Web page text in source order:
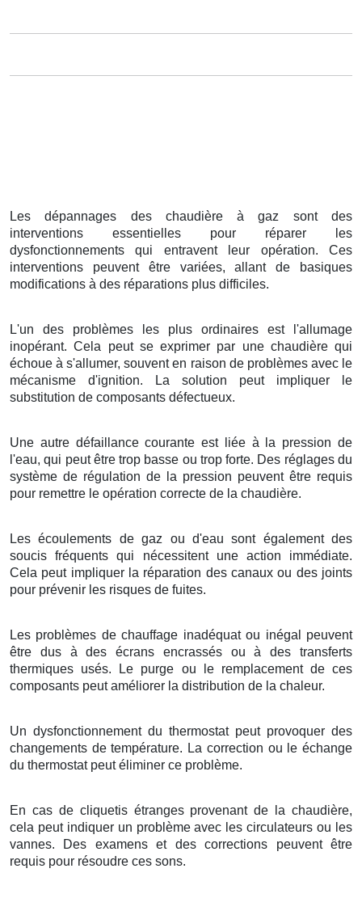
Les dépannages des chaudière à gaz sont des
interventions essentielles pour réparer les
dysfonctionnements qui entravent leur opération. Ces
interventions peuvent être variées, allant de basiques
modifications à des réparations plus difficiles.
L'un des problèmes les plus ordinaires est l'allumage
inopérant. Cela peut se exprimer par une chaudière qui
échoue à s'allumer, souvent en raison de problèmes avec le
mécanisme d'ignition. La solution peut impliquer le
substitution de composants défectueux.
Une autre défaillance courante est liée à la pression de
l'eau, qui peut être trop basse ou trop forte. Des réglages du
système de régulation de la pression peuvent être requis
pour remettre le opération correcte de la chaudière.
Les écoulements de gaz ou d'eau sont également des
soucis fréquents qui nécessitent une action immédiate.
Cela peut impliquer la réparation des canaux ou des joints
pour prévenir les risques de fuites.
Les problèmes de chauffage inadéquat ou inégal peuvent
être dus à des écrans encrassés ou à des transferts
thermiques usés. Le purge ou le remplacement de ces
composants peut améliorer la distribution de la chaleur.
Un dysfonctionnement du thermostat peut provoquer des
changements de température. La correction ou le échange
du thermostat peut éliminer ce problème.
En cas de cliquetis étranges provenant de la chaudière,
cela peut indiquer un problème avec les circulateurs ou les
vannes. Des examens et des corrections peuvent être
requis pour résoudre ces sons.